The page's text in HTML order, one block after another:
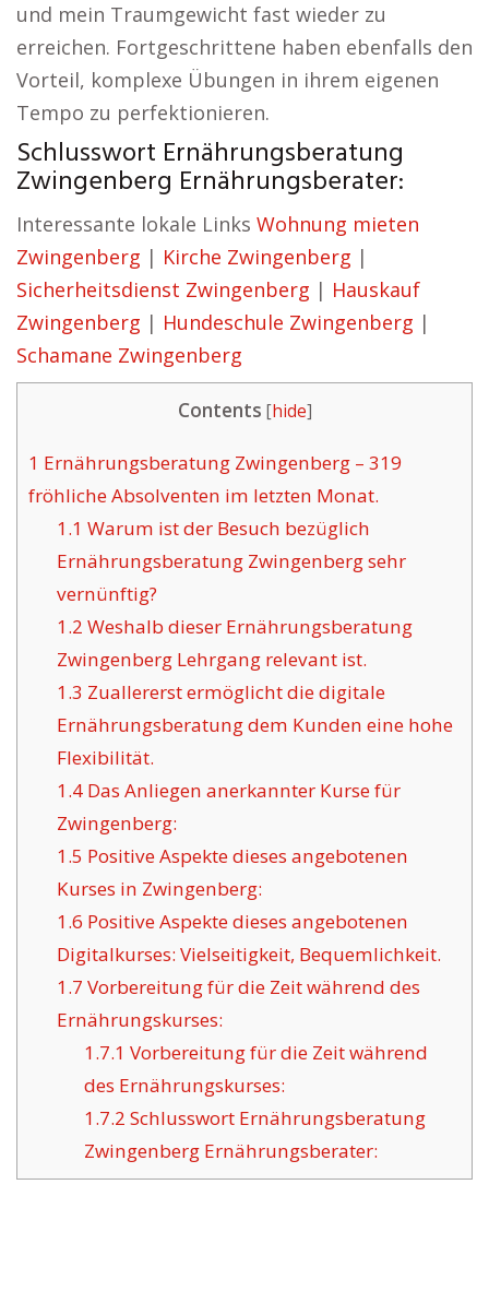
und mein Traumgewicht fast wieder zu
erreichen. Fortgeschrittene haben ebenfalls den
Vorteil, komplexe Übungen in ihrem eigenen
Tempo zu perfektionieren.
Schlusswort Ernährungsberatung
Zwingenberg Ernährungsberater:
Interessante lokale Links Wohnung mieten
Zwingenberg | Kirche Zwingenberg |
Sicherheitsdienst Zwingenberg | Hauskauf
Zwingenberg | Hundeschule Zwingenberg |
Schamane Zwingenberg
Contents [hide]
1 Ernährungsberatung Zwingenberg – 319
fröhliche Absolventen im letzten Monat.
1.1 Warum ist der Besuch bezüglich
Ernährungsberatung Zwingenberg sehr
vernünftig?
1.2 Weshalb dieser Ernährungsberatung
Zwingenberg Lehrgang relevant ist.
1.3 Zuallererst ermöglicht die digitale
Ernährungsberatung dem Kunden eine hohe
Flexibilität.
1.4Das Anliegen anerkannter Kurse für
Zwingenberg:
1.5 Positive Aspekte dieses angebotenen
Kurses in Zwingenberg:
1.6 Positive Aspekte dieses angebotenen
Digitalkurses: Vielseitigkeit, Bequemlichkeit.
1.7 Vorbereitung für die Zeit während des
Ernährungskurses:
1.7.1 Vorbereitung für die Zeit während
des Ernährungskurses:
1.7.2 Schlusswort Ernährungsberatung
Zwingenberg Ernährungsberater: